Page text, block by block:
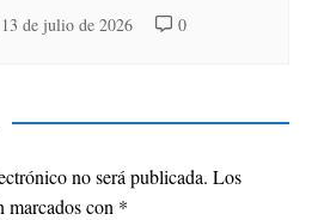
13 de julio de 2026 0
no será publicada. Los
marcados con *